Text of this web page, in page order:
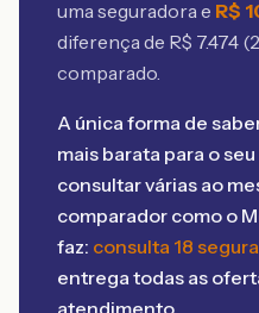
uma seguradora e R$
diferença de R$ 7.474 (
comparado.
A única forma de
mais barata para o
consultar várias ao
comparador como o
faz: consulta 18
entrega todas as
atendimento.